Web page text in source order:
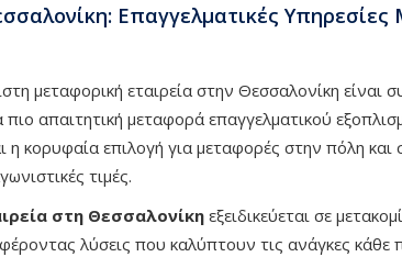
Επαγγελματικές
μεταφορική εταιρεία στην Θεσσαλονίκη είναι
πιο απαιτητική μεταφορά επαγγελματικού
η κορυφαία επιλογή για μεταφορές στην πόλη
τιμές.
στη Θεσσαλονίκη εξειδικεύεται σε
λύσεις που καλύπτουν τις ανάγκες κάθε